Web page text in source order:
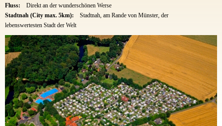
Fluss:
Direkt an der wunderschönen Werse
Stadtnah (City max. 5km):
Stadtnah, am Rande von Münster, der
lebenswertesten Stadt der Welt